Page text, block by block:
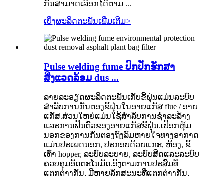
ກັນສາມາດເລືອກໄດ້ຕາມ ...
ເບິ່ງຜະລິດຕະພັນເພີ່ມເຕີມ>
Pulse welding fume ປົກປັກຮັກສາ
ສິ່ງແວດລ້ອມ dus ...
ລາຍ​ລະ​ອຽດ​ຜະ​ລິດ​ຕະ​ພັນ​ເກັບ​ຂີ້​ຝຸ່ນ​ແມ່ນ​ລະ​ບົບ​
ສໍາ​ລັບ​ການ​ກັ່ນ​ຕອງ​ຂີ້​ຝຸ່ນ​ໃນ​ອາຍ​ແກ​ັ​ສ flue / ອາຍ​
ແກ​ັ​ສ​.ສ່ວນໃຫຍ່ແມ່ນໃຊ້ສໍາລັບການຊໍາລະລ້າງ
ແລະການຟື້ນຕົວຂອງອາຍແກັສຂີ້ຝຸ່ນ.ເປືອກຫຸ້ມ
ນອກຂອງການກັ່ນຕອງຖົງລົມຫາຍໃຈທາງອາກາດ
ແມ່ນປະເພດນອກ, ປະກອບດ້ວຍແກະ, ຫ້ອງ, ຂີ້
ເທົ່າ hopper, ລະບົບລະບາຍ, ລະບົບສີດແລະລະບົບ
ຄວບຄຸມອັດຕະໂນມັດ.ອີງຕາມການປະສົມທີ່
ແຕກຕ່າງກັນ, ມີຫຼາຍລັກສະນະທີ່ແຕກຕ່າງກັນ,